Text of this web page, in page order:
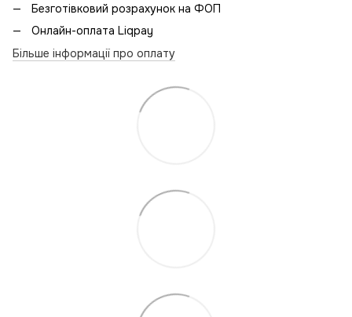
Безготівковий розрахунок на ФОП
Онлайн-оплата Liqpay
Більше інформації про оплату